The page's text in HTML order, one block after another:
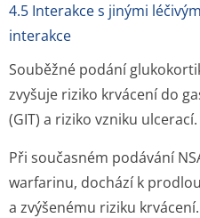
4.5 Interakce s jinými
interakce
Souběžné podání
zvyšuje riziko krvácení do
(GIT) a riziko vzniku ulcerací.
Při současném podávání
warfarinu, dochází k
a zvýšenému riziku krvácení.